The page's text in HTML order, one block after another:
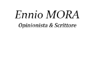
Ennio